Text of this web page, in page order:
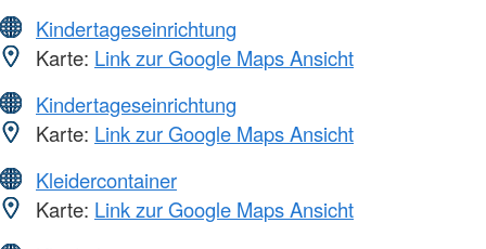
Kindertageseinrichtung
Karte: Link zur Google Maps Ansicht
Kindertageseinrichtung
Karte: Link zur Google Maps Ansicht
Kleidercontainer
Karte: Link zur Google Maps Ansicht